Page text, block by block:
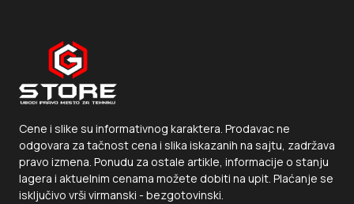
Cene i slike su informativnog karaktera. Prodavac ne
odgovara za tačnost cena i slika iskazanih na sajtu, zadržava
pravo izmena. Ponudu za ostale artikle, informacije o stanju
lagera i aktuelnim cenama možete dobiti na upit. Plaćanje se
isključivo vrši virmanski - bezgotovinski.